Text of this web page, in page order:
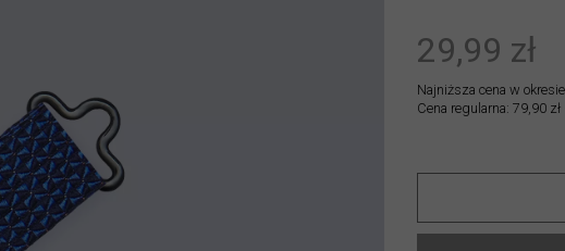
29,99 zł
Najniższa cena w
Cena regularna: 79,90 zł